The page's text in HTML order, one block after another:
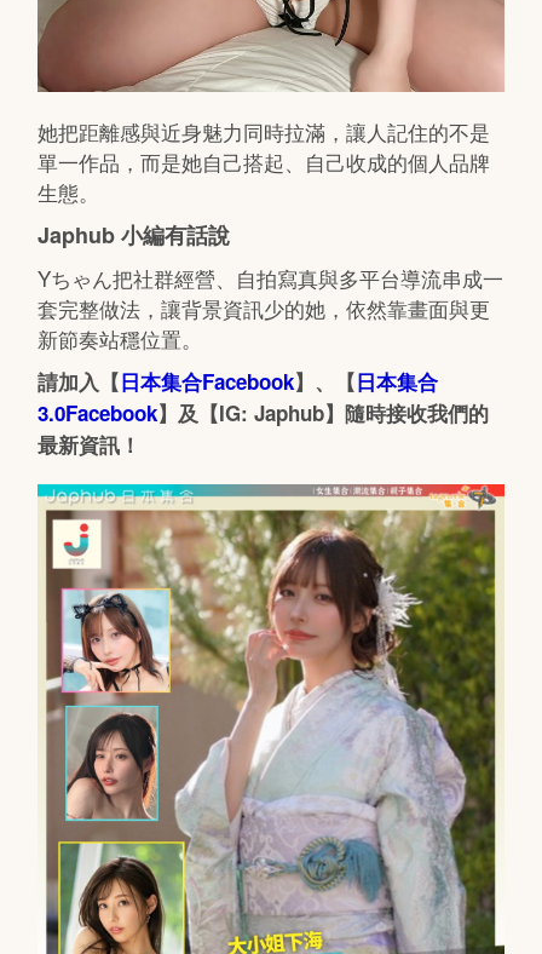
她把距離感與近身魅力同時拉滿，讓人記住的不是
單一作品，而是她自己搭起、自己收成的個人品牌
生態。
Japhub 小編有話說
Yちゃん把社群經營、自拍寫真與多平台導流串成一
套完整做法，讓背景資訊少的她，依然靠畫面與更
新節奏站穩位置。
請加入【日本集合Facebook】、【日本集合
3.0Facebook】及【IG: Japhub】隨時接收我們的
最新資訊！